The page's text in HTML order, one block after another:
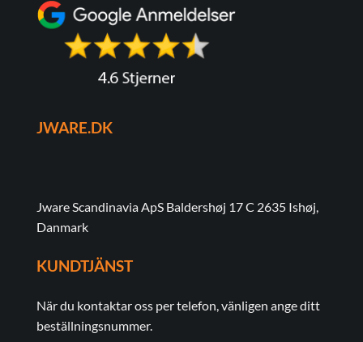
JWARE.DK
Jware Scandinavia ApS Baldershøj 17 C 2635 Ishøj,
Danmark
KUNDTJÄNST
När du kontaktar oss per telefon, vänligen ange ditt
beställningsnummer.